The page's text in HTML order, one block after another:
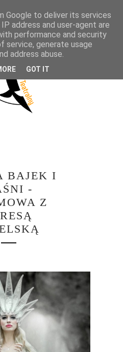
BAJEK I
-
Z
Google to deliver its services
address and user-agent are
performance and security
service, generate usage
address abuse.
GOT IT